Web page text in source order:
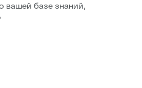
вашей базе знаний,